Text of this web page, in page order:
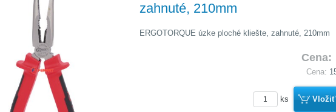
zahnuté, 210mm
ERGOTORQUE úzke ploché kliešte, zahnuté, 210mm
Cena:
Cena:
ks Vložiť